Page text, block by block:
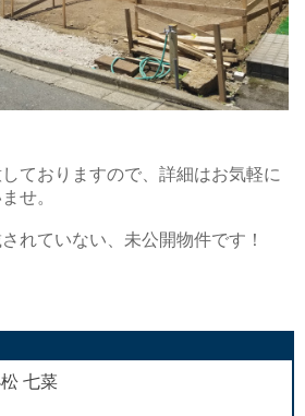
ておりますので、詳細はお気軽に
せ。
れていない、未公開物件です！
七菜